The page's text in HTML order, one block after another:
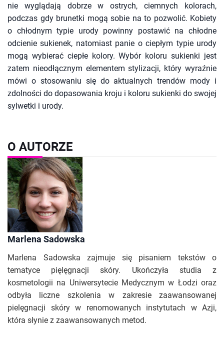
nie wyglądają dobrze w ostrych, ciemnych kolorach,
podczas gdy brunetki mogą sobie na to pozwolić. Kobiety
o chłodnym typie urody powinny postawić na chłodne
odcienie sukienek, natomiast panie o ciepłym typie urody
mogą wybierać ciepłe kolory. Wybór koloru sukienki jest
zatem nieodłącznym elementem stylizacji, który wyraźnie
mówi o stosowaniu się do aktualnych trendów mody i
zdolności do dopasowania kroju i koloru sukienki do swojej
sylwetki i urody.
O AUTORZE
Marlena Sadowska
Marlena Sadowska zajmuje się pisaniem tekstów o
tematyce pięlęgnacji skóry. Ukończyła studia z
kosmetologii na Uniwersytecie Medycznym w Łodzi oraz
odbyła liczne szkolenia w zakresie zaawansowanej
pielęgnacji skóry w renomowanych instytutach w Azji,
która słynie z zaawansowanych metod.